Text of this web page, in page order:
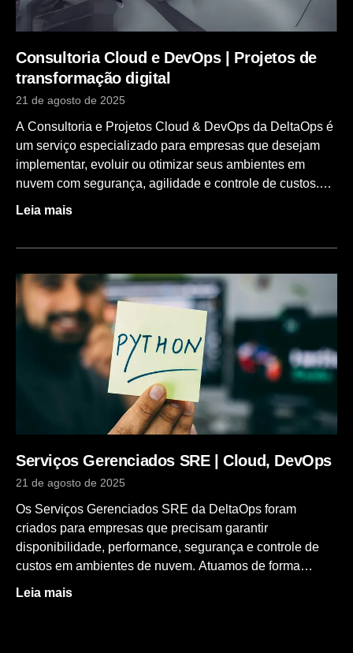
por e-mail, no contato financeiro cadastrado, os seguintes
documentos: O que garantimos no billing Deltaops
Consultoria Cloud e DevOps | Projetos de
transformação digital
21 de agosto de 2025
A Consultoria e Projetos Cloud & DevOps da DeltaOps é
um serviço especializado para empresas que desejam
implementar, evoluir ou otimizar seus ambientes em
nuvem com segurança, agilidade e controle de custos.
Atuamos de ponta a ponta, do assessment técnico e
negócio. Nosso serviço de consultoria foi desenvolvido
para apoiar empresas em sua jornada de transformação
digital, promovendo uma transição estruturada para
ambientes ágeis, escaláveis e confiáveis. A DeltaOps
combina experiência técnica, visão estratégica e
execução prática, ajudando organizações a modernizar
seus processos de desenvolvimento, entrega e operação
de software. Para quem é a consultoria e projetos Cloud
& DevOps O que entregamos Assessment e avaliação de
prática de projetos Treinamento e capacitação
Monitoramento,
Leia mais
Serviços Gerenciados SRE | Cloud, DevOps
21 de agosto de 2025
Os Serviços Gerenciados SRE da DeltaOps foram
criados para empresas que precisam garantir
disponibilidade, performance, segurança e controle de
custos em ambientes de nuvem. Atuamos de forma
contínua na sustentação, evolução e confiabilidade da
Leia mais